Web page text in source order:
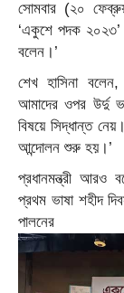
সোমবার (২০
‘একুশে পদক ২০২৩’
বলেন।’
শেখ হাসিনা
আমাদের ওপর উর্দু
বিষয়ে সিদ্ধান্ত
আন্দোলন শুরু হয়।’
প্রধানমন্ত্রী আরও
প্রথম ভাষা শহীদ